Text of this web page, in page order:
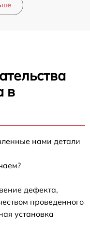
в
нами детали
дефекта,
проведенного
установка